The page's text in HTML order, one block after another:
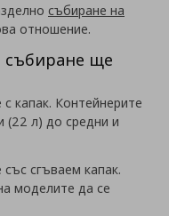
събиране на
отношение.
събиране ще
капак. Контейнерите
(22 л) до средни и
сгъваем капак.
моделите да се